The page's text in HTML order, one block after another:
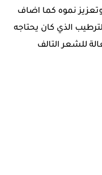
نموه كما اضاف
الذي كان يحتاجه
للشعر التالف